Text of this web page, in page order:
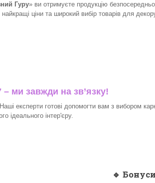
Гуру» ви отримуєте продукцію
ціни та широкий вибір товарів для
– ми завжди на зв’язку!
експерти готові допомогти вам з вибором
ідеального інтер'єру.​
🔹